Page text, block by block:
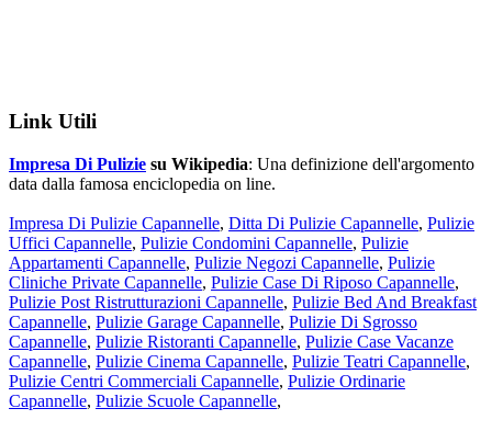
Link Utili
Impresa Di Pulizie su Wikipedia: Una definizione dell'argomento
data dalla famosa enciclopedia on line.
Impresa Di Pulizie Capannelle, Ditta Di Pulizie Capannelle, Pulizie
Uffici Capannelle, Pulizie Condomini Capannelle, Pulizie
Appartamenti Capannelle, Pulizie Negozi Capannelle, Pulizie
Cliniche Private Capannelle, Pulizie Case Di Riposo Capannelle,
Pulizie Post Ristrutturazioni Capannelle, Pulizie Bed And Breakfast
Capannelle, Pulizie Garage Capannelle, Pulizie Di Sgrosso
Capannelle, Pulizie Ristoranti Capannelle, Pulizie Case Vacanze
Capannelle, Pulizie Cinema Capannelle, Pulizie Teatri Capannelle,
Pulizie Centri Commerciali Capannelle, Pulizie Ordinarie
Capannelle, Pulizie Scuole Capannelle,